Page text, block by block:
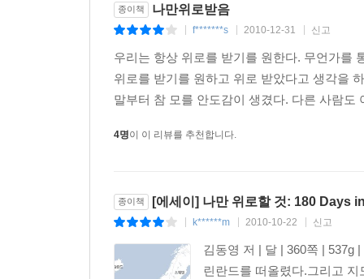
종이책 나만위로받음
f*******s 2010-12-31 신고
우리는 항상 위로를 받기를 원한다. 무언가를
위로를 받기를 원하고 위로 받았다고 생각을
말부터 참 모를 안도감이 생겼다. 다른 사람
4명이 이 리뷰를 추천합니다.
종이책 [에세이] 나만 위로할 것: 180
k******m 2010-10-22 신고
김동영 저 | 달 | 360쪽 | 537g
린란드를 떠올렸다.그리고